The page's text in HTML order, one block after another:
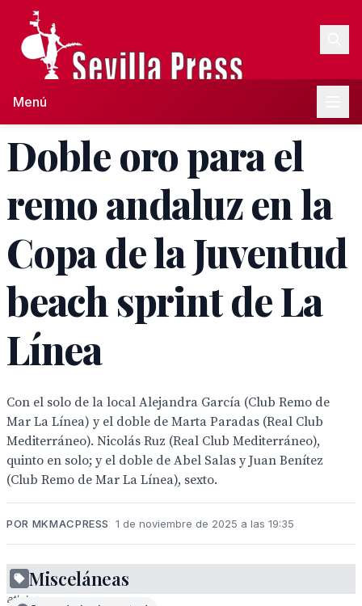
Menú
Doble oro para el
remo andaluz en la
Copa de la Juventud
beach sprint de La
Línea
Con el solo de la local Alejandra García (Club Remo de
Mar La Línea) y el doble de Marta Paradas (Real Club
Mediterráneo). Nicolás Ruz (Real Club Mediterráneo),
quinto en solo; y el doble de Abel Salas y Juan Benítez
(Club Remo de Mar La Línea), sexto.
POR MKMACPRESS 1 de noviembre de 2025 a las 19:35
Dos
atletas
Misceláneas